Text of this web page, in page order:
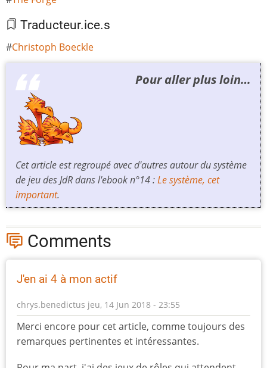
Traducteur.ice.s
Christoph Boeckle
Pour aller plus loin…
Cet article est regroupé avec d'autres autour du système
de jeu des JdR dans l'ebook n°14 :Le système, cet
important.
Comments
J'en ai 4 à mon actif
chrys.benedictus jeu, 14 Jun 2018 - 23:55
Merci encore pour cet article, comme toujours des
remarques pertinentes et intéressantes.